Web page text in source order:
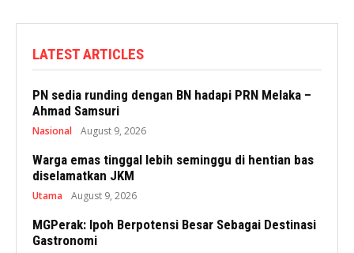
LATEST ARTICLES
PN sedia runding dengan BN hadapi PRN Melaka –
Ahmad Samsuri
Nasional August 9, 2026
Warga emas tinggal lebih seminggu di hentian bas
diselamatkan JKM
Utama August 9, 2026
MGPerak: Ipoh Berpotensi Besar Sebagai Destinasi
Gastronomi